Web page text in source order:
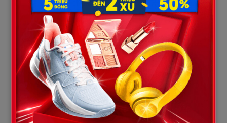
Tay tôi run run cầm chìa khóa, nhấn nút mở cốp. Nắp xe từ từ
bật lên. Tim tôi như muốn nhảy khỏi lồng ngực khi nhìn thấy thứ
bên trong: